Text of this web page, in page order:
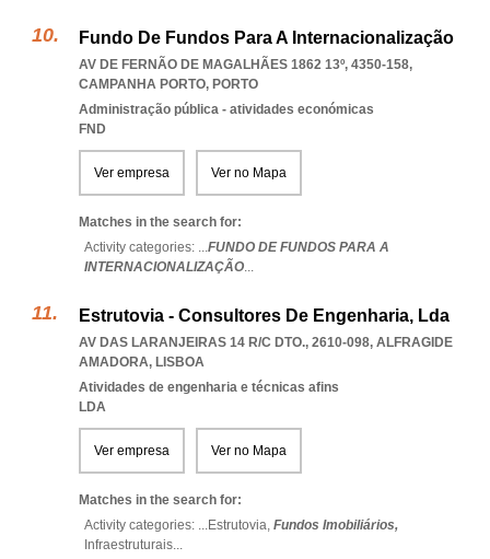
Fundo De Fundos Para A Internacionalização
AV DE FERNÃO DE MAGALHÃES 1862 13º, 4350-158,
CAMPANHA PORTO, PORTO
Administração pública - atividades económicas
FND
Ver empresa Ver no Mapa
Matches in the search for:
Activity categories: ...FUNDO DE FUNDOS PARA A
INTERNACIONALIZAÇÃO...
Estrutovia - Consultores De Engenharia, Lda
AV DAS LARANJEIRAS 14 R/C DTO., 2610-098, ALFRAGIDE
AMADORA, LISBOA
Atividades de engenharia e técnicas afins
LDA
Ver empresa Ver no Mapa
Matches in the search for:
Activity categories: ...Estrutovia, Fundos Imobiliários,
Infraestruturais...